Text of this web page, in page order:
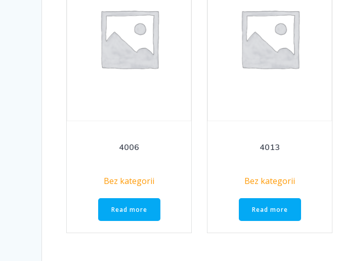
4006
Bez kategorii
Read more
4013
Bez kategorii
Read more